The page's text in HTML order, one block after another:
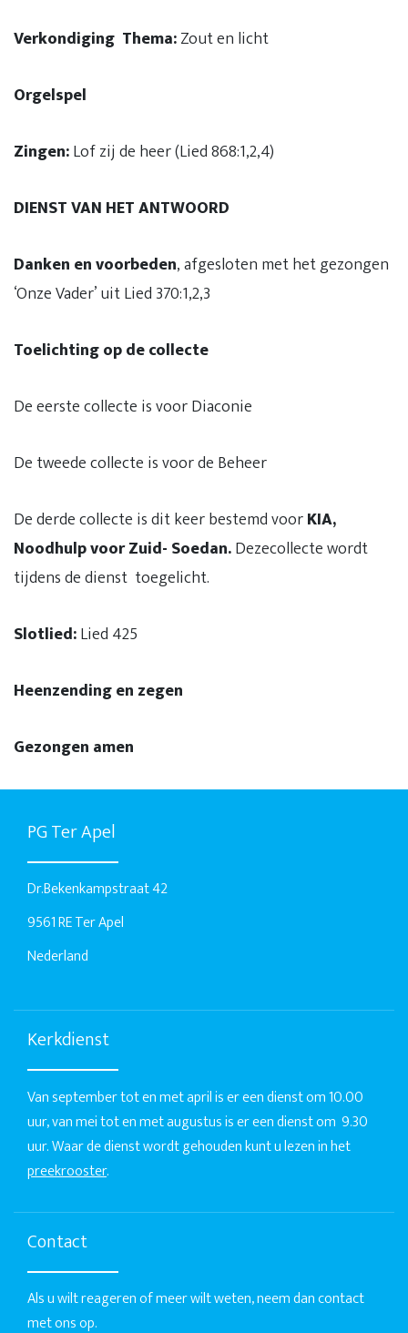
Verkondiging Thema:Zout en licht
Orgelspel
Zingen:Lof zij de heer (Lied 868:1,2,4)
DIENST VAN HET ANTWOORD
Danken en voorbeden, afgesloten met het gezongen
‘Onze Vader’ uit Lied 370:1,2,3
Toelichting op de collecte
De eerste collecte is voor Diaconie
De tweede collecte is voor de Beheer
De derde collecte is dit keer bestemd voorKIA,
Noodhulp voor Zuid- Soedan.Dezecollecte wordt
tijdens de dienst toegelicht.
Slotlied:Lied 425
Heenzending en zegen
Gezongen amen
PG Ter Apel
Dr.Bekenkampstraat 42
9561 RE Ter Apel
Nederland
Kerkdienst
Van september tot en met april is er een dienst om 10.00
uur, van mei tot en met augustus is er een dienst om 9.30
uur. Waar de dienst wordt gehouden kunt u lezen in het
preekrooster.
Contact
Als u wilt reageren of meer wilt weten, neem dan contact
met ons op.